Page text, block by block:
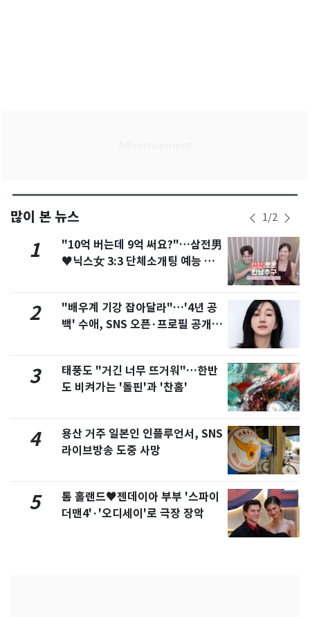
많이 본 뉴스 1/2
1
"10억 버는데 9억 써요?"…삼전男
♥닉스女 3:3 단체소개팅 예능 화
2
"배우계 기강 잡아달라"…'4년 공
백' 수애, SNS 오픈·프로필 공개
3
태풍도 "거긴 너무 뜨거워"…한반
도 비켜가는 '돌핀'과 '찬홈'
4
용산 거주 일본인 인플루언서, SNS
라이브방송 도중 사망
5
톰 홀랜드♥젠데이아 부부 '스파이
더맨4'·'오디세이'로 극장 장악